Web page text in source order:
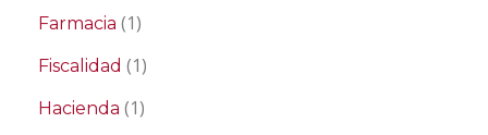
Farmacia (1)
Fiscalidad (1)
Hacienda (1)